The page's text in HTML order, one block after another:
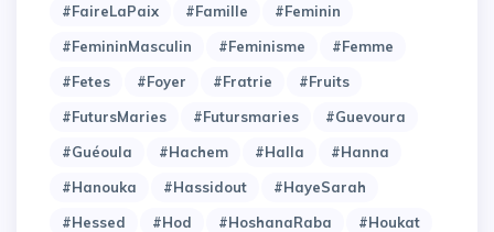
#FaireLaPaix
#Famille
#Feminin
#FemininMasculin
#Feminisme
#Femme
#Fetes
#Foyer #Fratrie
#Fruits
#FutursMaries
#Futursmaries
#Guevoura
#Guéoula
#Hachem #Halla
#Hanna
#Hanouka
#Hassidout
#HayeSarah
#Hessed
#Hod #HoshanaRaba
#Houkat